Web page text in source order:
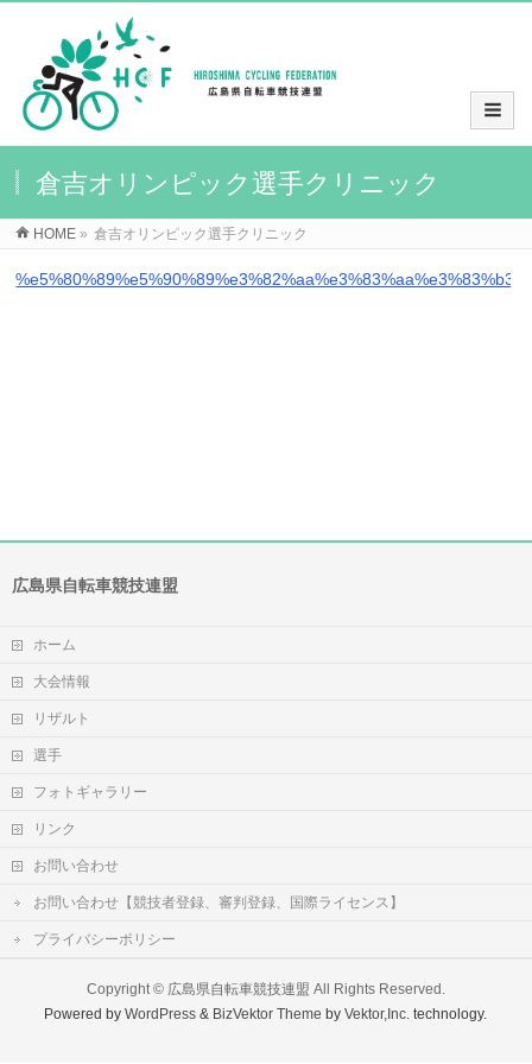
倉吉オリンピック選手クリニック
HOME » 倉吉オリンピック選手クリニック
広島県自転車競技連盟
ホーム
大会情報
リザルト
選手
フォトギャラリー
リンク
お問い合わせ
お問い合わせ【競技者登録、審判登録、国際ライセンス】
プライバシーポリシー
Copyright © 広島県自転車競技連盟 All Rights Reserved.
Powered byWordPress & BizVektor Theme byVektor,Inc. technology.